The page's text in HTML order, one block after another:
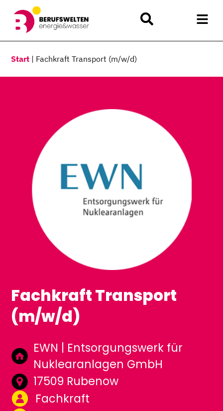
Start | Fachkraft Transport (m/w/d)
Fachkraft Transport
(m/w/d)
EWN | Entsorgungswerk für
Nuklearanlagen GmbH
17509 Rubenow
Fachkraft